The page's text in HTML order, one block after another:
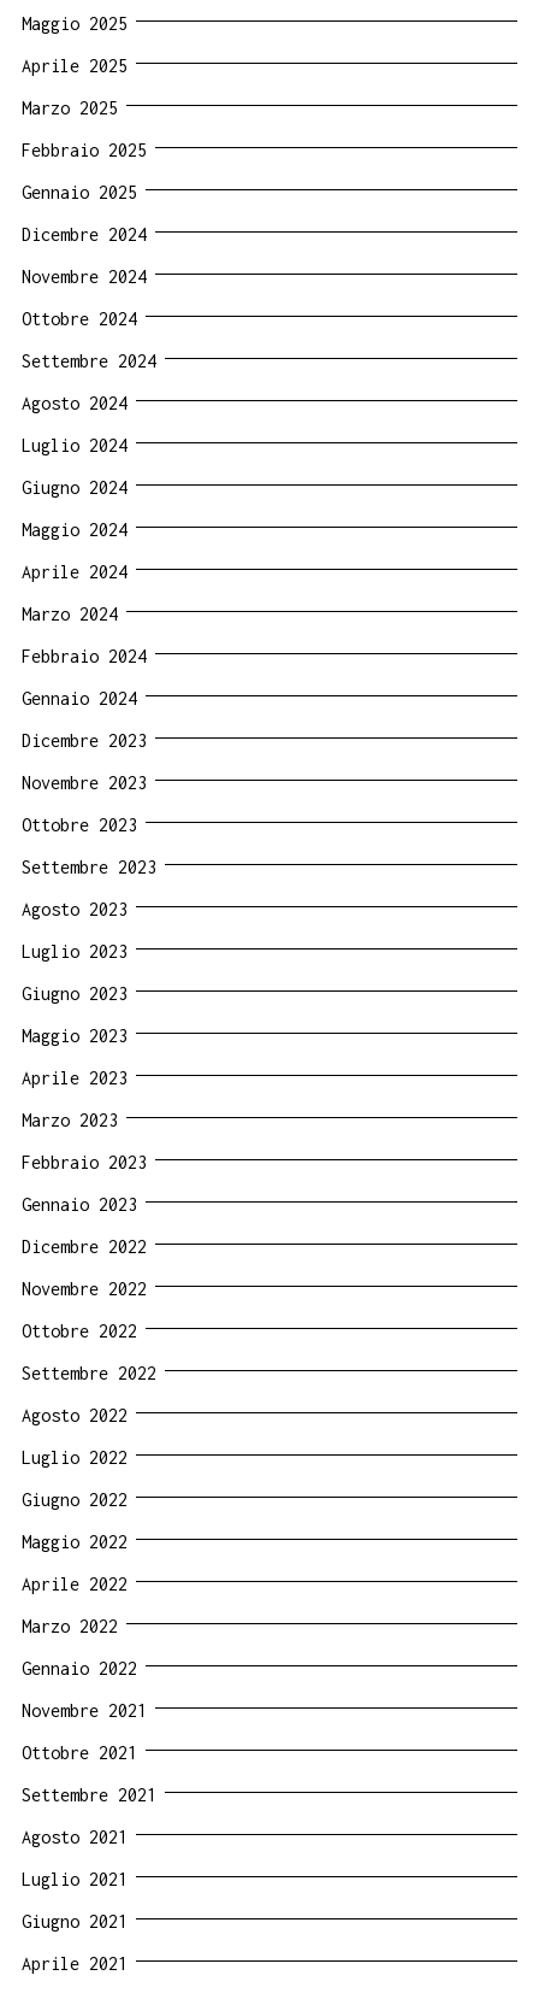
Maggio 2025
Aprile 2025
Marzo 2025
Febbraio 2025
Gennaio 2025
Dicembre 2024
Novembre 2024
Ottobre 2024
Settembre 2024
Agosto 2024
Luglio 2024
Giugno 2024
Maggio 2024
Aprile 2024
Marzo 2024
Febbraio 2024
Gennaio 2024
Dicembre 2023
Novembre 2023
Ottobre 2023
Settembre 2023
Agosto 2023
Luglio 2023
Giugno 2023
Maggio 2023
Aprile 2023
Marzo 2023
Febbraio 2023
Gennaio 2023
Dicembre 2022
Novembre 2022
Ottobre 2022
Settembre 2022
Agosto 2022
Luglio 2022
Giugno 2022
Maggio 2022
Aprile 2022
Marzo 2022
Gennaio 2022
Novembre 2021
Ottobre 2021
Settembre 2021
Agosto 2021
Luglio 2021
Giugno 2021
Aprile 2021